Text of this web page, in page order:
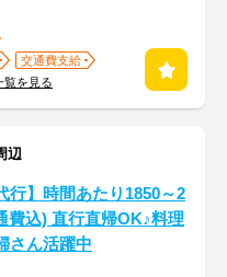
交通費支給
覧を見る
辺
行】時間あたり1850～2
費込) 直行直帰OK♪料理
さん活躍中